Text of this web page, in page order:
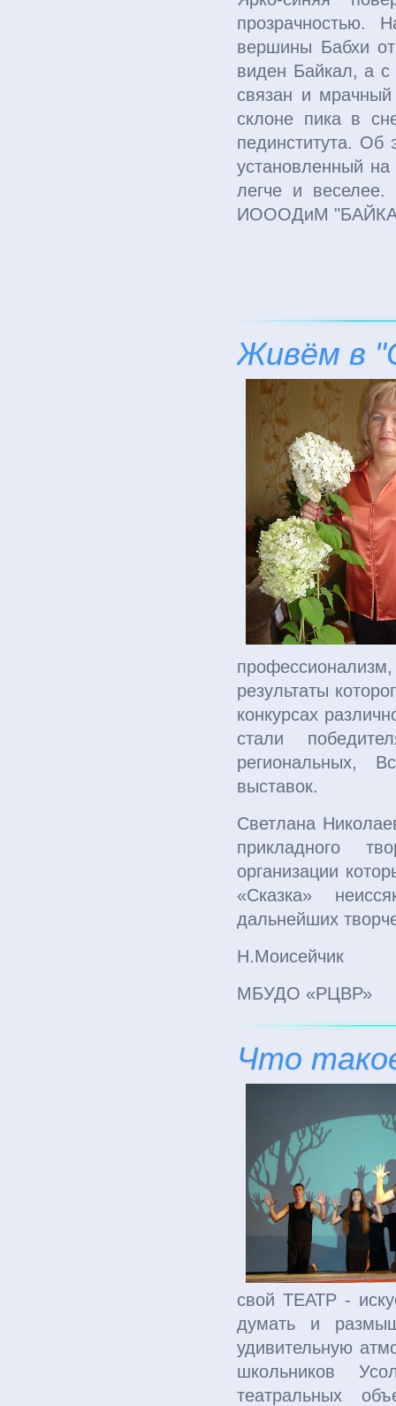
вершины Бабхи
виден Байкал, а
связан и
склоне пика в
пединститута. Об
установленный
легче и веселее.
ИОООДиМ
Живём в
результаты
конкурсах
стали
региональных,
выставок.
Светлана
прикладного
организации
«Сказка»
дальнейших
Н.Моисейчик
МБУДО «РЦВР»
Что
свой ТЕАТР -
думать и
удивительную
школьников
театральных